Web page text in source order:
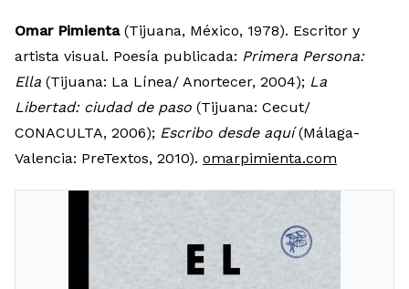
Omar Pimienta(Tijuana, México, 1978). Escritor y
artista visual. Poesía publicada: Primera Persona:
Ella (Tijuana: La Línea/ Anortecer, 2004); La
Libertad: ciudad de paso (Tijuana: Cecut/
CONACULTA, 2006); Escribo desde aquí(Málaga-
Valencia: PreTextos, 2010). omarpimienta.com